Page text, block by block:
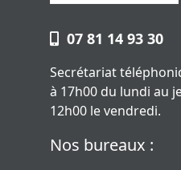
07 81 14 93 30
Secrétariat
à 17h00 du lundi au
12h00 le vendredi.
Nos bureaux :